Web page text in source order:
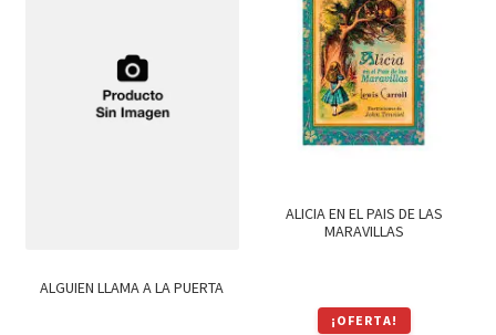
ALGUIEN LLAMA A LA PUERTA
ALICIA EN EL PAIS DE LAS
MARAVILLAS
¡OFERTA!